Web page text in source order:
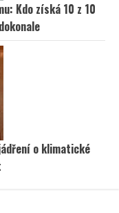
Kdo získá 10 z 10
o klimatické